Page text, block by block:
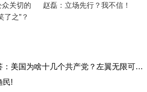
关切的
了之”？
赵磊：立场先行？我不信！
美国为啥十几个共产党？左翼无限可分？
民!​